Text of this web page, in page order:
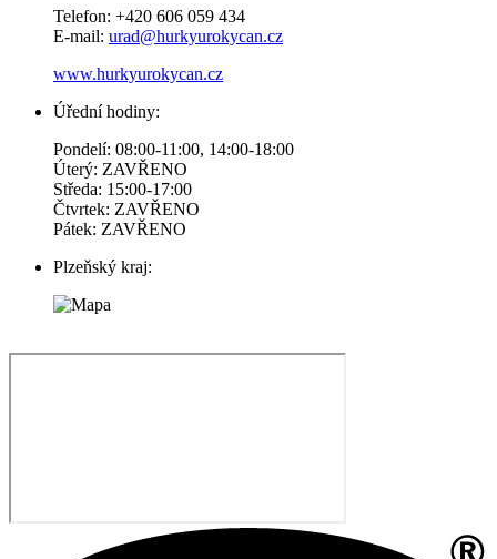
Telefon: +420 606 059 434
E-mail: urad@hurkyurokycan.cz
www.hurkyurokycan.cz
Úřední hodiny:
Pondelí: 08:00-11:00, 14:00-18:00
Úterý: ZAVŘENO
Středa: 15:00-17:00
Čtvrtek: ZAVŘENO
Pátek: ZAVŘENO
Plzeňský kraj: